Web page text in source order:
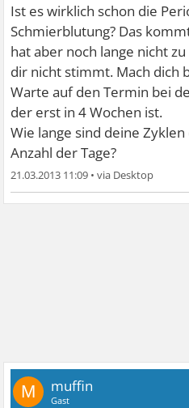
Ist es wirklich schon die
Schmierblutung? Das
hat aber noch lange nicht
dir nicht stimmt. Mach dich
Warte auf den Termin bei
der erst in 4 Wochen ist.
Wie lange sind deine
Anzahl der Tage?
21.03.2013 11:09 •
M muffin
Gast